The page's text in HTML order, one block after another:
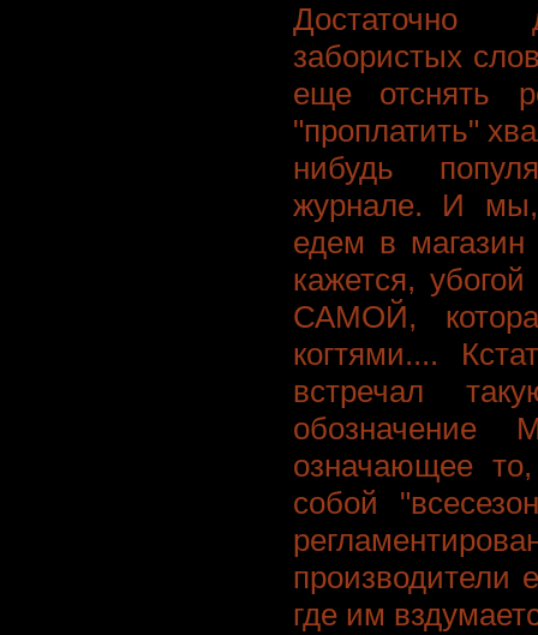
Достаточно
забористых
еще отснять
"проплатить"
нибудь
журнале. И
едем в
кажется,
САМОЙ,
когтями....
встречал
обозначение
означающее
собой
производители
где им